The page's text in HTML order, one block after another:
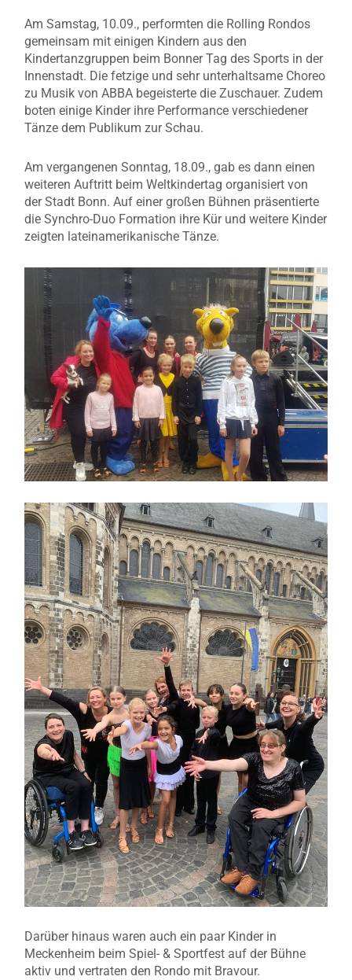
AmSamstag, 10.09., performten die Rolling Rondos
gemeinsam mit einigen Kindern aus den
Kindertanzgruppen beim Bonner Tag des Sports in der
Innenstadt. Die fetzige und sehr unterhaltsame Choreo
zu Musik von ABBA begeisterte die Zuschauer. Zudem
boten einige Kinder ihre Performance verschiedener
Tänze dem Publikum zur Schau.
Am vergangenen Sonntag, 18.09., gab es dann einen
weiteren Auftritt beim Weltkindertag organisiert von
der Stadt Bonn. Auf einer großen Bühnen präsentierte
die Synchro-Duo Formation ihre Kür und weitere Kinder
zeigten lateinamerikanische Tänze.
Darüber hinaus waren auch ein paar Kinder in
Meckenheim beim Spiel- & Sportfest auf der Bühne
aktiv und vertraten den Rondo mit Bravour.